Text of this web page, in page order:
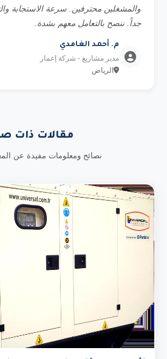
والمشغلين محترفين. سرعة الاستجابة
جداً. ننصح بالتعامل معهم بشدة.
م. أحمد الغامدي
مدير مشاريع - شركة إعمار
الرياض
مقالات ذات
نصائح ومعلومات مفيدة عن